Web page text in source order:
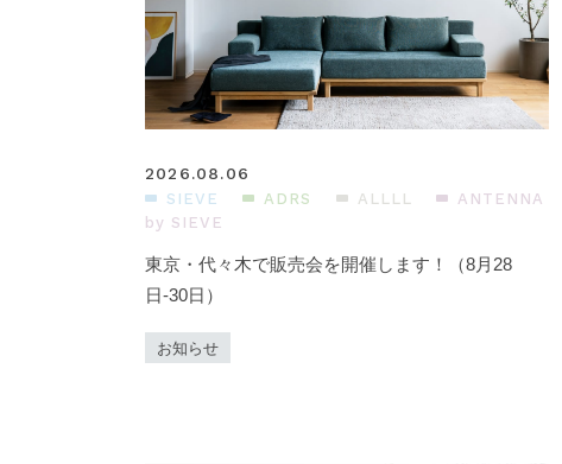
2026.08.06
SIEVE ADRS ALLLL
ANTENNA
by SIEVE
東京・代々木で販売会を開催します！（8月28
日-30日）
お知らせ